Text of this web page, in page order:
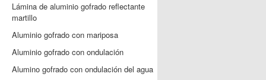
Lámina de aluminio gofrado reflectante
martillo
Aluminio gofrado con mariposa
Aluminio gofrado con ondulación
Alumino gofrado con ondulación del agua